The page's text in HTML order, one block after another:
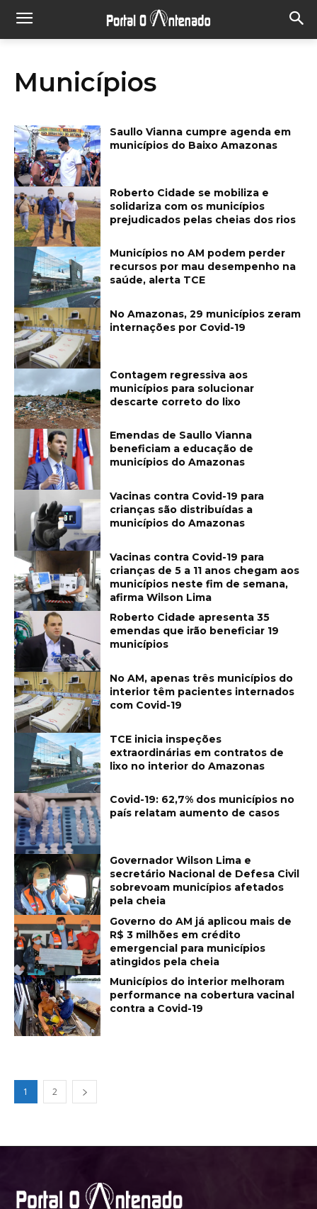
Municípios
Saullo Vianna cumpre agenda em
municípios do Baixo Amazonas
Roberto Cidade se mobiliza e
solidariza com os municípios
prejudicados pelas cheias dos rios
Municípios no AM podem perder
recursos por mau desempenho na
saúde, alerta TCE
No Amazonas, 29 municípios zeram
internações por Covid-19
Contagem regressiva aos
municípios para solucionar
descarte correto do lixo
Emendas de Saullo Vianna
beneficiam a educação de
municípios do Amazonas
Vacinas contra Covid-19 para
crianças são distribuídas a
municípios do Amazonas
Vacinas contra Covid-19 para
crianças de 5 a 11 anos chegam aos
municípios neste fim de semana,
afirma Wilson Lima
Roberto Cidade apresenta 35
emendas que irão beneficiar 19
municípios
No AM, apenas três municípios do
interior têm pacientes internados
com Covid-19
TCE inicia inspeções
extraordinárias em contratos de
lixo no interior do Amazonas
Covid-19: 62,7% dos municípios no
país relatam aumento de casos
Governador Wilson Lima e
secretário Nacional de Defesa Civil
sobrevoam municípios afetados
pela cheia
Governo do AM já aplicou mais de
R$ 3 milhões em crédito
emergencial para municípios
atingidos pela cheia
Municípios do interior melhoram
performance na cobertura vacinal
contra a Covid-19
1 2